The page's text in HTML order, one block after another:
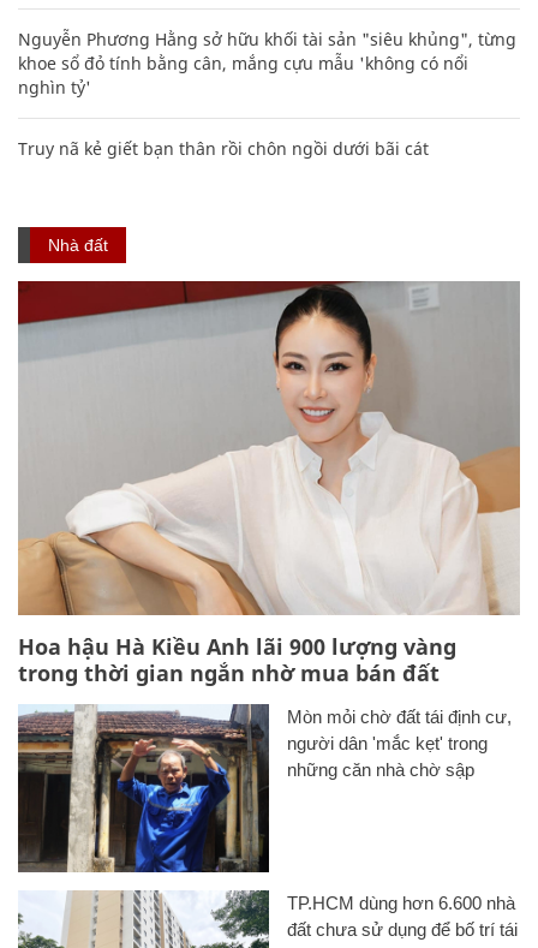
Nguyễn Phương Hằng sở hữu khối tài sản "siêu khủng", từng
khoe sổ đỏ tính bằng cân, mắng cựu mẫu 'không có nổi
nghìn tỷ'
Truy nã kẻ giết bạn thân rồi chôn ngồi dưới bãi cát
Nhà đất
Hoa hậu Hà Kiều Anh lãi 900 lượng vàng
trong thời gian ngắn nhờ mua bán đất
Mòn mỏi chờ đất tái định cư,
người dân 'mắc kẹt' trong
những căn nhà chờ sập
TP.HCM dùng hơn 6.600 nhà
đất chưa sử dụng để bố trí tái